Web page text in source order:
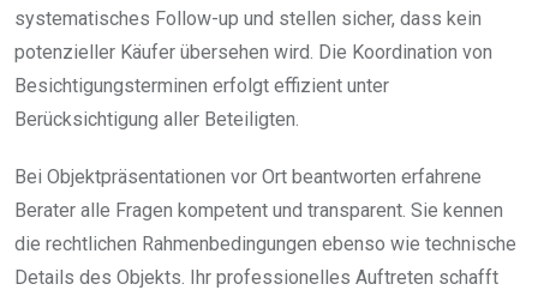
systematisches Follow-up und stellen sicher, dass kein
potenzieller Käufer übersehen wird. Die Koordination von
Besichtigungsterminen erfolgt effizient unter
Berücksichtigung aller Beteiligten.
Bei Objektpräsentationen vor Ort beantworten erfahrene
Berater alle Fragen kompetent und transparent. Sie kennen
die rechtlichen Rahmenbedingungen ebenso wie technische
Details des Objekts. Ihr professionelles Auftreten schafft